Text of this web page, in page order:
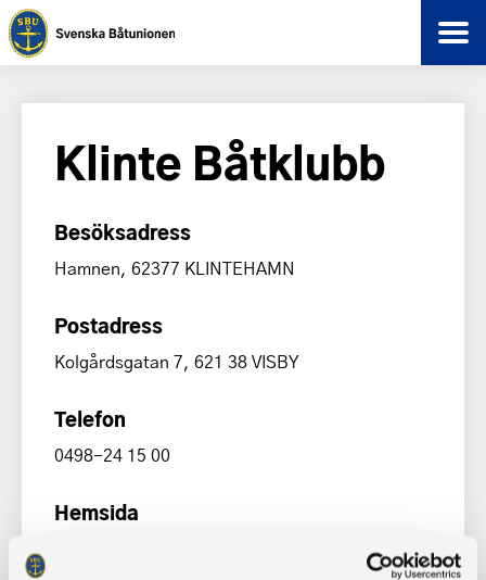
Klinte Båtklubb
Besöksadress
Hamnen, 62377 KLINTEHAMN
Postadress
Kolgårdsgatan 7, 621 38 VISBY
Telefon
0498-24 15 00
Hemsida